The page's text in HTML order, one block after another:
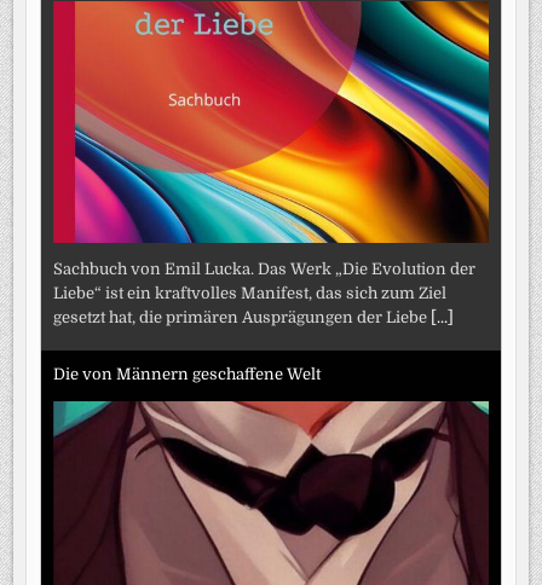
Sachbuch von Emil Lucka. Das Werk „Die Evolution der
Liebe“ ist ein kraftvolles Manifest, das sich zum Ziel
gesetzt hat, die primären Ausprägungen der Liebe [...]
Die von Männern geschaffene Welt